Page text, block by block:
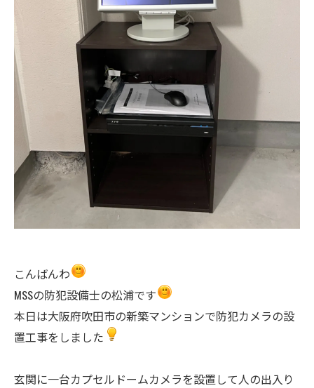
こんばんわ
MSSの防犯設備士の松浦です
本日は大阪府吹田市の新築マンションで防犯カメラの設
置工事をしました
玄関に一台カプセルドームカメラを設置して人の出入り